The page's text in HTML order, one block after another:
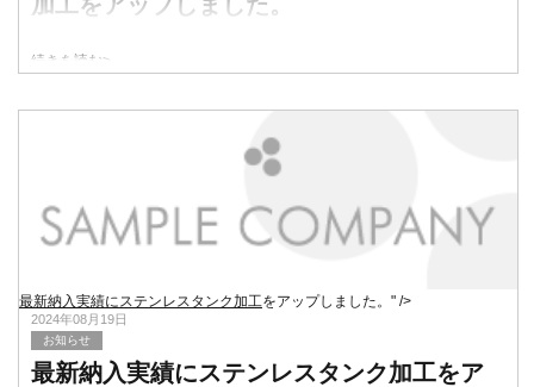
続きを読む>
最新納入実績にステンレスタンク加工をアップしました。" />
2024年08月19日
お知らせ
最新納入実績にステンレスタンク加工をア